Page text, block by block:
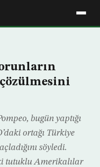
bugün yaptığı
ortağı Türkiye
söyledi.
tutuklu Amerikalılar